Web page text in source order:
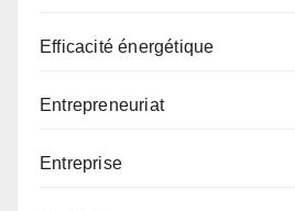
Efficacité énergétique
Entrepreneuriat
Entreprise